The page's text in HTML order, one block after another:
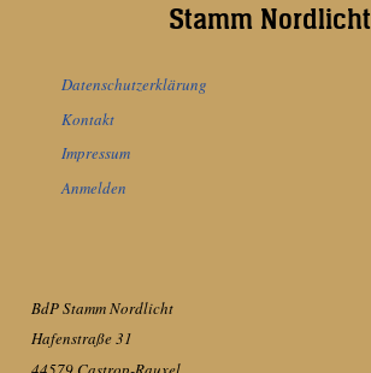
Stamm Nordlicht
Datenschutzerklärung
Kontakt
Impressum
Anmelden
BdP Stamm Nordlicht
Hafenstraße 31